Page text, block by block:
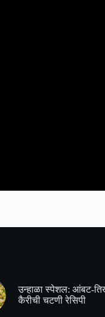
उन्हाळा स्पेशल: आंबट-
कैरीची चटणी रेसिपी